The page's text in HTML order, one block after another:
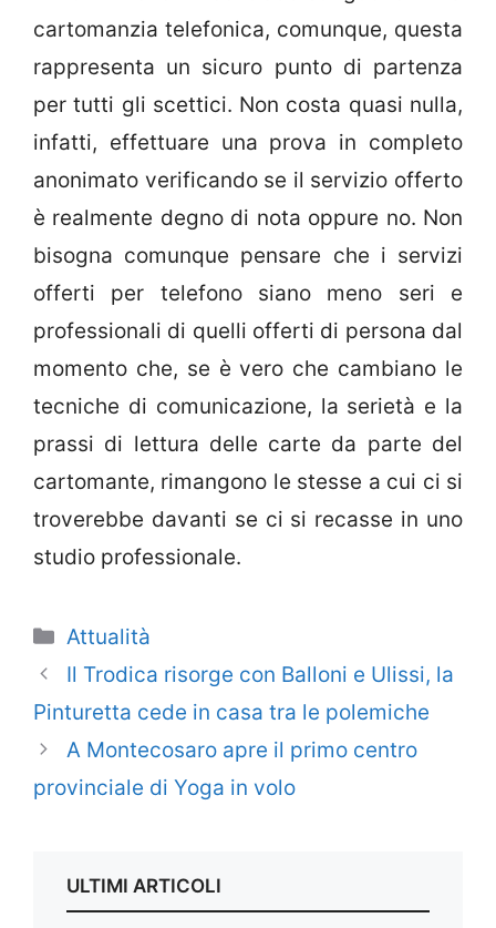
cartomanzia telefonica, comunque, questa
rappresenta un sicuro punto di partenza
per tutti gli scettici. Non costa quasi nulla,
infatti, effettuare una prova in completo
anonimato verificando se il servizio offerto
è realmente degno di nota oppure no. Non
bisogna comunque pensare che i servizi
offerti per telefono siano meno seri e
professionali di quelli offerti di persona dal
momento che, se è vero che cambiano le
tecniche di comunicazione, la serietà e la
prassi di lettura delle carte da parte del
cartomante, rimangono le stesse a cui ci si
troverebbe davanti se ci si recasse in uno
studio professionale.
Categorie
Attualità
Il Trodica risorge con Balloni e Ulissi, la
Pinturetta cede in casa tra le polemiche
A Montecosaro apre il primo centro
provinciale di Yoga in volo
ULTIMI ARTICOLI